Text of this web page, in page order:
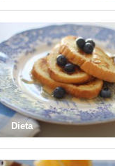
Dieta